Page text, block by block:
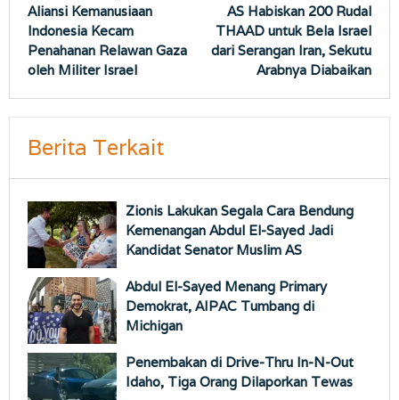
pos
Aliansi Kemanusiaan
Indonesia Kecam
Penahanan Relawan Gaza
oleh Militer Israel
AS Habiskan 200 Rudal
THAAD untuk Bela Israel
dari Serangan Iran, Sekutu
Arabnya Diabaikan
Berita Terkait
Zionis Lakukan Segala Cara Bendung
Kemenangan Abdul El-Sayed Jadi
Kandidat Senator Muslim AS
Abdul El-Sayed Menang Primary
Demokrat, AIPAC Tumbang di
Michigan
Penembakan di Drive-Thru In-N-Out
Idaho, Tiga Orang Dilaporkan Tewas